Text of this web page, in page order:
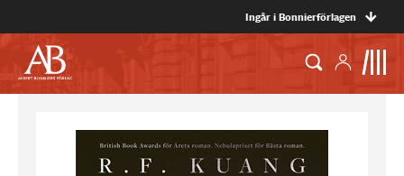
Ingår i Bonnierförlagen